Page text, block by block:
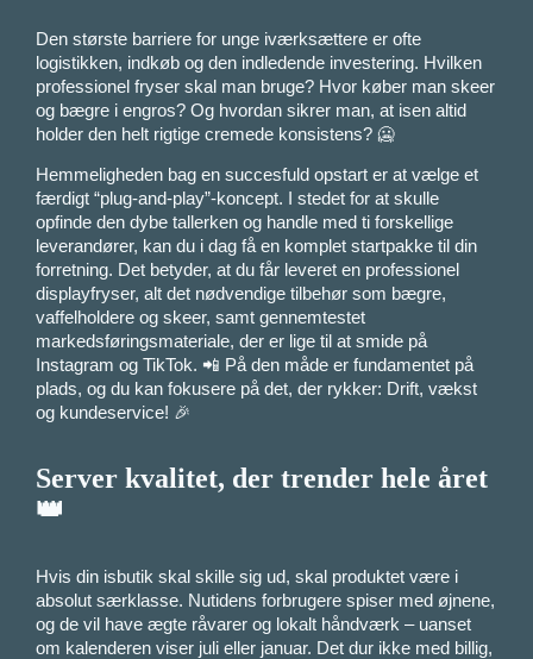
Den største barriere for unge iværksættere er ofte
logistikken, indkøb og den indledende investering. Hvilken
professionel fryser skal man bruge? Hvor køber man skeer
og bægre i engros? Og hvordan sikrer man, at isen altid
holder den helt rigtige cremede konsistens? 🥶
Hemmeligheden bag en succesfuld opstart er at vælge et
færdigt “plug-and-play”-koncept. I stedet for at skulle
opfinde den dybe tallerken og handle med ti forskellige
leverandører, kan du i dag få en komplet startpakke til din
forretning. Det betyder, at du får leveret en professionel
displayfryser, alt det nødvendige tilbehør som bægre,
vaffelholdere og skeer, samt gennemtestet
markedsføringsmateriale, der er lige til at smide på
Instagram og TikTok. 📲 På den måde er fundamentet på
plads, og du kan fokusere på det, der rykker: Drift, vækst
og kundeservice! 🎉
Server kvalitet, der trender hele året
👑
Hvis din isbutik skal skille sig ud, skal produktet være i
absolut særklasse. Nutidens forbrugere spiser med øjnene,
og de vil have ægte råvarer og lokalt håndværk – uanset
om kalenderen viser juli eller januar. Det dur ikke med billig,